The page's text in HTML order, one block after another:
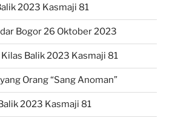
2023 Kasmaji 81
Bogor 26 Oktober 2023
Kilas Balik 2023 Kasmaji 81
Orang “Sang Anoman”
2023 Kasmaji 81